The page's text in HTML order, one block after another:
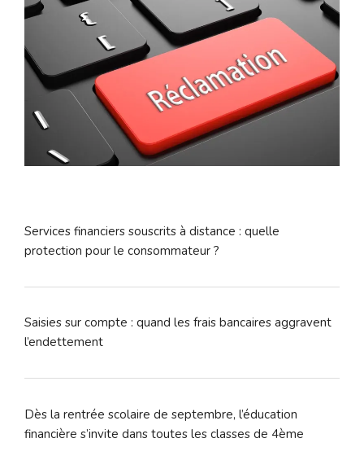
Services financiers souscrits à distance : quelle
protection pour le consommateur ?
Saisies sur compte : quand les frais bancaires aggravent
l’endettement
Dès la rentrée scolaire de septembre, l’éducation
financière s’invite dans toutes les classes de 4ème